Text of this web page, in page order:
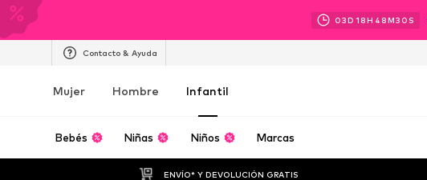
03D 18H 48M 28 S
Contacto & Ayuda
Mujer Hombre Infantil
Bebés Niñas Niños Marcas
ENVÍO* Y DEVOLUCIÓN GRATIS